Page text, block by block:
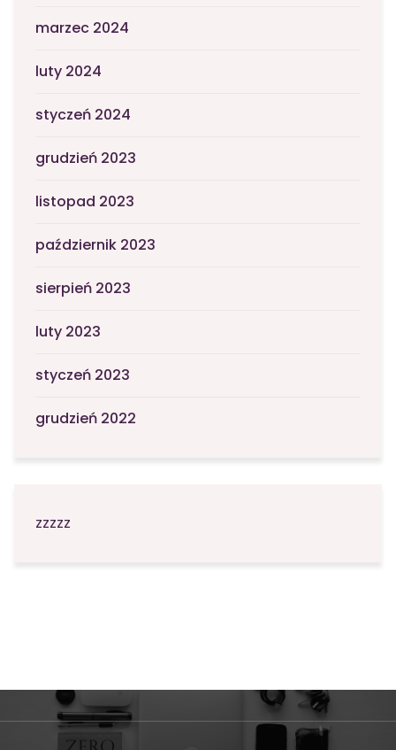
marzec 2024
luty 2024
styczeń 2024
grudzień 2023
listopad 2023
październik 2023
sierpień 2023
luty 2023
styczeń 2023
grudzień 2022
zzzzz